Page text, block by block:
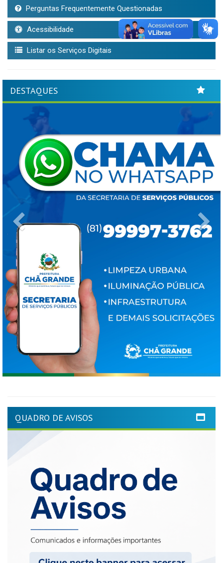
Perguntas Frequentemente Questionadas
Acessibilidade
Listar os Serviços Digitais
DESTAQUES
QUADRO DE AVISOS